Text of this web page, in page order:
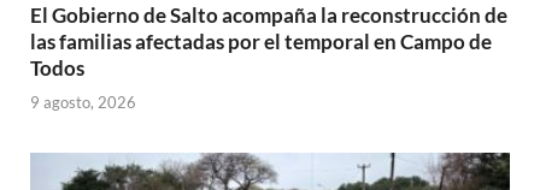
El Gobierno de Salto acompaña la reconstrucción de
las familias afectadas por el temporal en Campo de
Todos
9 agosto, 2026